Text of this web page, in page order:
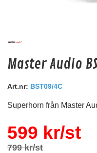
Audio System CCE 50 B
Kabeländhylsa för kabelstorlek: 50
Snabblager 1-3 dagar
Master Audio
Art.nr: BST09/4C
Superhorn från Master
599 kr/st
799 kr/st